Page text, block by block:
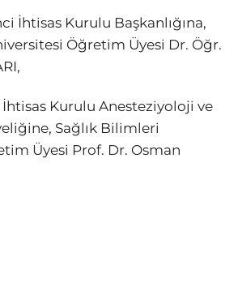
İhtisas Kurulu Başkanlığına,
Öğretim Üyesi Dr. Öğr.
Kurulu Anesteziyoloji ve
Sağlık Bilimleri
Üyesi Prof. Dr. Osman